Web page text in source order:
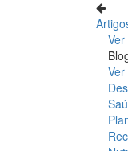
Ver
Ver